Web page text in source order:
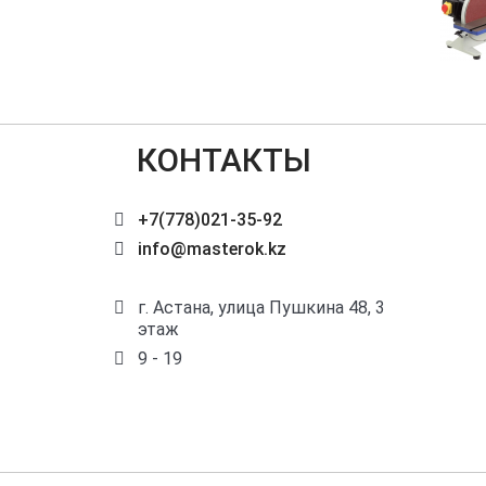
КОНТАКТЫ
+7(778)021-35-92
info@masterok.kz
г. Астана, улица Пушкина 48, 3
этаж
9 - 19